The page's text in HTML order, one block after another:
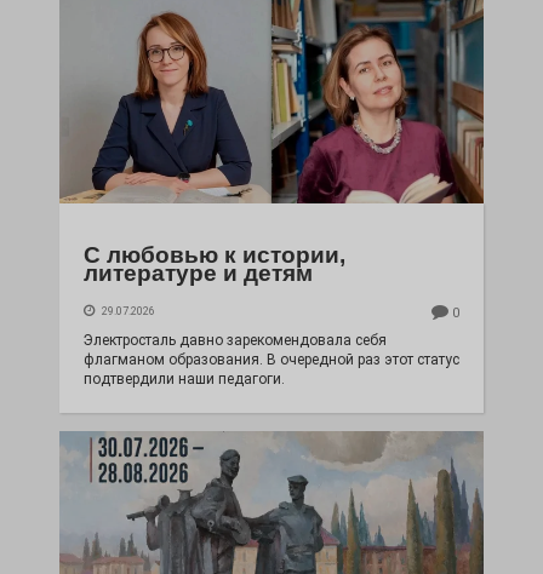
С любовью к истории,
литературе и детям
29.07.2026 0
Электросталь давно зарекомендовала себя
флагманом образования. В очередной раз этот статус
подтвердили наши педагоги.